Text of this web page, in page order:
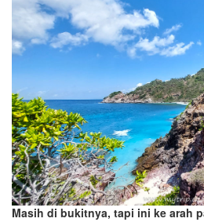
Masih di bukitnya, tapi ini ke arah